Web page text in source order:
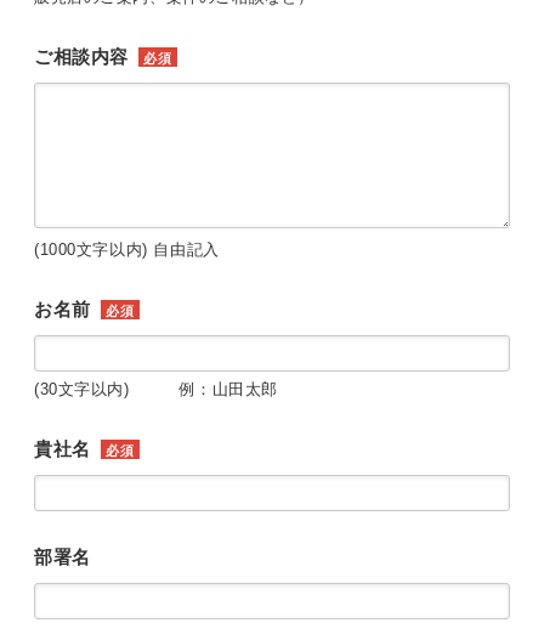
ご相談内容 必須
(1000文字以内) 自由記入
お名前 必須
(30文字以内) 例：山田太郎
貴社名 必須
部署名